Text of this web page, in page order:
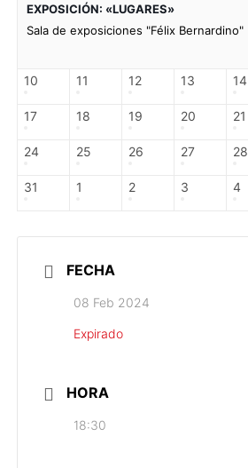
EXPOSICIÓN: «LUGARES»
Sala de exposiciones "Félix Bernardino"
10 11 12 13 14
17 18 19 20 21
24 25 26 27 28
31 1 2 3 4
FECHA
08 Feb 2024
Expirado
HORA
18:30